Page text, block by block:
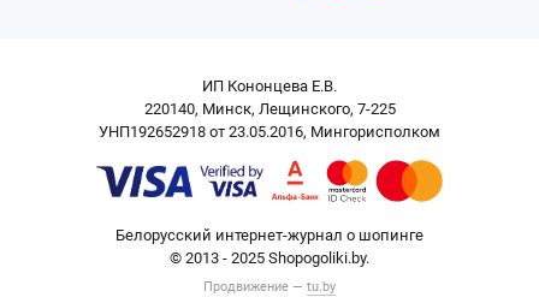
ИП Кононцева Е.В.
220140, Минск, Лещинского, 7-225
УНП192652918 от 23.05.2016, Мингорисполком
Белорусский интернет-журнал о шопинге
© 2013 - 2025 Shopogoliki.by.
Продвижение — tu.by